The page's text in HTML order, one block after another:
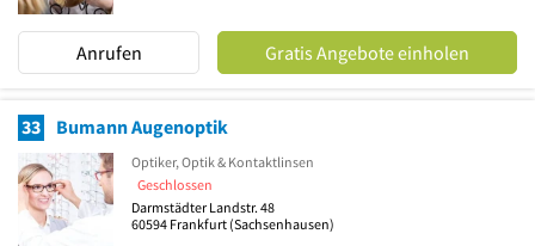
Anrufen Gratis Angebote einholen
33 Bumann Augenoptik
Optiker, Optik & Kontaktlinsen
Geschlossen
Darmstädter Landstr. 48
60594 Frankfurt (Sachsenhausen)